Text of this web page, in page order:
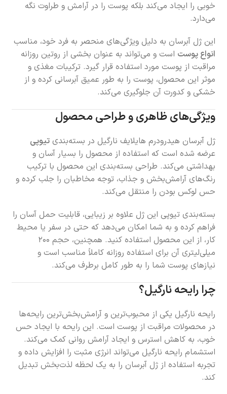
خوبی را ایجاد می‌کند بلکه پوست را در آرامش و طراوت نگه
می‌دارد.
این ژل آبرسان به دلیل ویژگی‌های منحصر به فرد خود، مناسب
انواع پوست است و می‌تواند به عنوان بخشی از روتین روزانه
مراقبت از پوست مورد استفاده قرار گیرد. ترکیبات مغذی و
موثر این محصول، پوست را به طور عمیق آبرسانی کرده و از
خشکی و کدورت آن جلوگیری می‌کند.
ویژگی‌های ظاهری و طراحی محصول
ژل آبرسان هیدرودرم هایلایف نارگیل در بسته‌بندیتیوپی
عرضه شده است که استفاده از محصول را بسیار آسان و
بهداشتی می‌کند. طراحی بسته‌بندی این محصول با ترکیب
رنگ‌های آرامش‌بخش و جذاب، توجه مخاطبان را جلب کرده و
حس لوکس بودن را منتقل می‌کند.
بسته‌بندی تیوپی این ژل علاوه بر زیبایی، قابلیت حمل آسان را
فراهم کرده و به شما امکان می‌دهد که حتی در سفر یا محیط
کار، از این محصول استفاده کنید. همچنین، حجم ۲۰۰
میلی‌لیتری آن برای استفاده روزانه کاملاً مناسب است و
نیازهای پوست شما را به طور کامل برطرف می‌کند.
چرا رایحه نارگیل؟
رایحه نارگیل یکی از محبوب‌ترین و آرامش‌بخش‌ترین رایحه‌ها
در محصولات مراقبت از پوست است. این رایحه با ایجاد حس
خوب، به کاهش استرس و ایجاد آرامش روانی کمک می‌کند.
استشمام رایحه نارگیل می‌تواند انرژی مثبت را افزایش داده و
تجربه استفاده از ژل آبرسان را به یک لحظه لذت‌بخش تبدیل
کند.